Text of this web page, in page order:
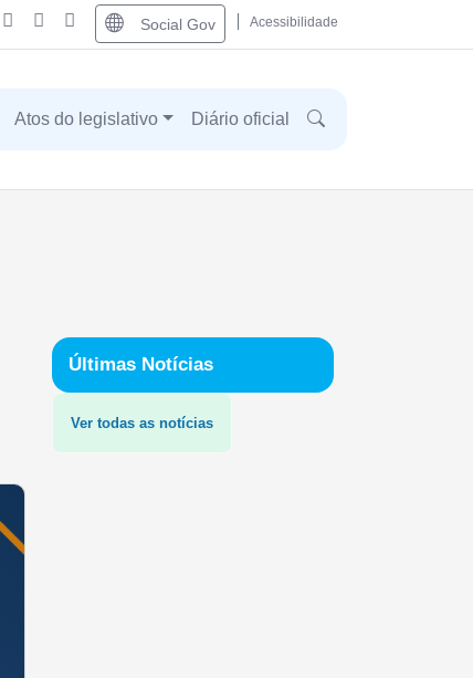
Social Gov Acessibilidade
Atos do legislativo Diário oficial
Últimas Notícias
Ver todas as notícias